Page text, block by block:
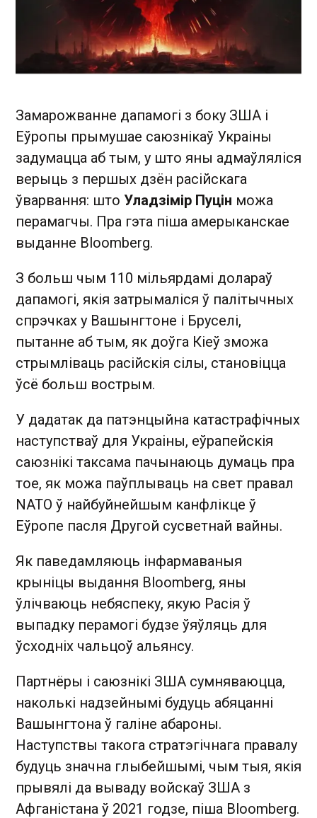
Замарожванне дапамогі з боку ЗША і
Еўропы прымушае саюзнікаў Украіны
задумацца аб тым, у што яны адмаўляліся
верыць з першых дзён расійскага
ўварвання: што Уладзімір Пуцін можа
перамагчы. Пра гэта піша амерыканскае
выданне Bloomberg.
З больш чым 110 мільярдамі долараў
дапамогі, якія затрымаліся ў палітычных
спрэчках у Вашынгтоне і Бруселі,
пытанне аб тым, як доўга Кіеў зможа
стрымліваць расійскія сілы, становіцца
ўсё больш вострым.
У дадатак да патэнцыйна катастрафічных
наступстваў для Украіны, еўрапейскія
саюзнікі таксама пачынаюць думаць пра
тое, як можа паўплываць на свет правал
NATO ў найбуйнейшым канфлікце ў
Еўропе пасля Другой сусветнай вайны.
Як паведамляюць інфармаваныя
крыніцы выдання Bloomberg, яны
ўлічваюць небяспеку, якую Расія ў
выпадку перамогі будзе ўяўляць для
ўсходніх чальцоў альянсу.
Партнёры і саюзнікі ЗША сумняваюцца,
наколькі надзейнымі будуць абяцанні
Вашынгтона ў галіне абароны.
Наступствы такога стратэгічнага правалу
будуць значна глыбейшымі, чым тыя, якія
прывялі да вываду войскаў ЗША з
Афганістана ў 2021 годзе, піша Bloomberg.